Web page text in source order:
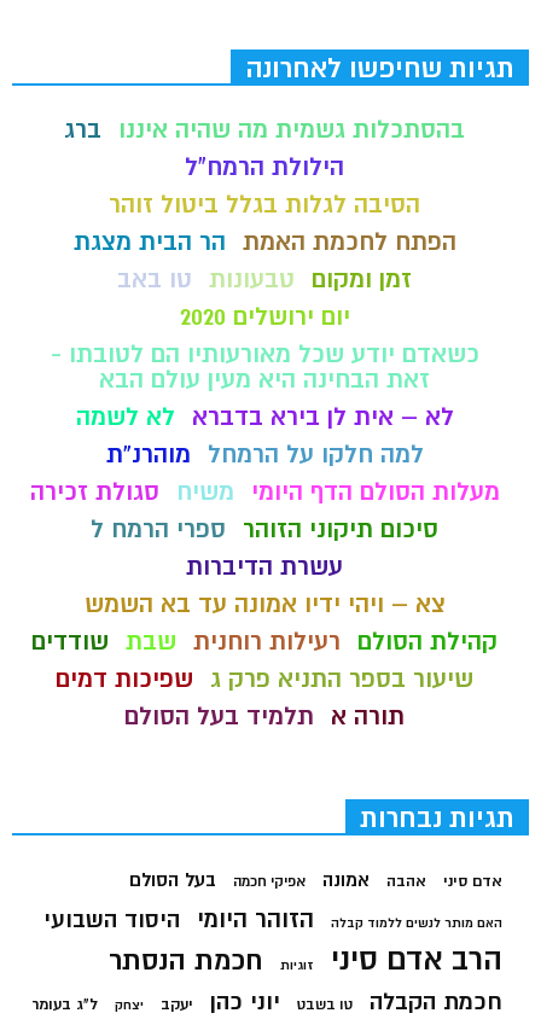
תגיות שחיפשו לאחרונה
בהסתכלות גשמית מה שהיה איננו
ברג
הילולת הרמח"ל
הסיבה לגלות בגלל ביטול זוהר
הפתח לחכמת האמת הר הבית מצגת
זמן ומקום
טבעונות טו באב
יום ירושלים 2020
כשאדם יודע שכל מאורעותיו הם לטובתו -
זאת הבחינה היא מעין עולם הבא
לא – אית לן בירא בדברא
לא לשמה
למה חלקו על הרמחל
מוהרנ”ת
מעלות הסולם הדף היומי
משיח
סגולת זכירה
סיכום תיקוני הזוהר
ספרי הרמח ל
עשרת הדיברות
צא – ויהי ידיו אמונה עד בא השמש
קהילת הסולם
רעילות רוחנית שבת שודדים
שיעור בספר התניא פרק ג
שפיכות דמים
תורה א
תלמיד בעל הסולם
תגיות נבחרות
אדם סיני אהבה אמונה אפיקי חכמה בעל הסולם
האם מותר לנשים ללמוד קבלה הזוהר היומי היסוד השבועי
הרב אדם סיני זוגיות חכמת הנסתר
חכמת הקבלה טו בשבט יוני כהן יעקב יצחק ל"ג בעומר